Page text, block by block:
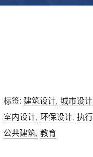
标签: 建筑设计, 城市设
室内设计, 环保设计, 执
公共建筑, 教育